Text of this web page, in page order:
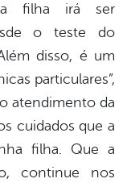
filha irá ser
o teste do
disso, é um
particulares”,
atendimento da
cuidados que a
filha. Que a
continue nos